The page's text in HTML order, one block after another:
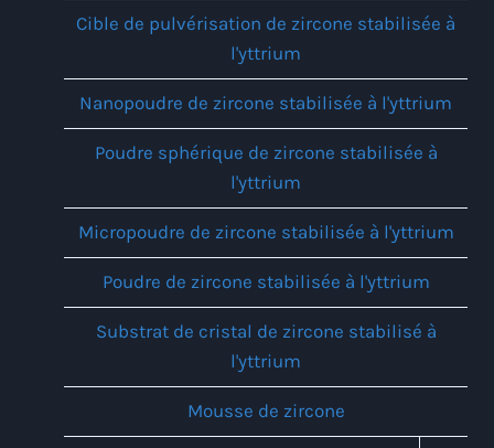
Cible de pulvérisation de zircone stabilisée à
l'yttrium
Nanopoudre de zircone stabilisée à l'yttrium
Poudre sphérique de zircone stabilisée à
l'yttrium
Micropoudre de zircone stabilisée à l'yttrium
Poudre de zircone stabilisée à l'yttrium
Substrat de cristal de zircone stabilisé à
l'yttrium
Mousse de zircone